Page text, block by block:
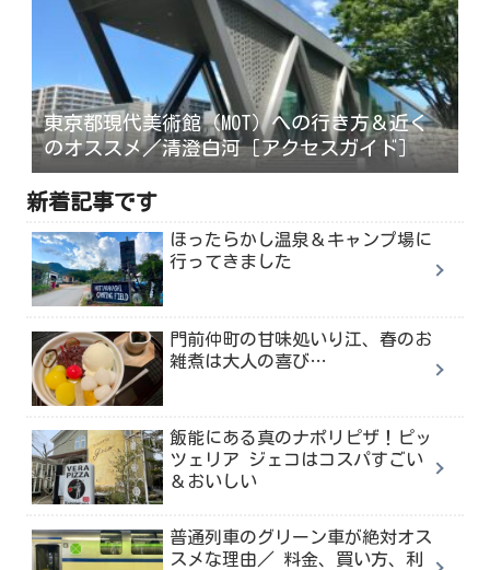
東京都現代美術館（MOT）への行き方＆近く
のオススメ／清澄白河［アクセスガイド］
新着記事です
ほったらかし温泉＆キャンプ場に
行ってきました
門前仲町の甘味処いり江、春のお
雑煮は大人の喜び…
飯能にある真のナポリピザ！ピッ
ツェリア ジェコはコスパすごい
＆おいしい
普通列車のグリーン車が絶対オス
スメな理由／ 料金、買い方、利